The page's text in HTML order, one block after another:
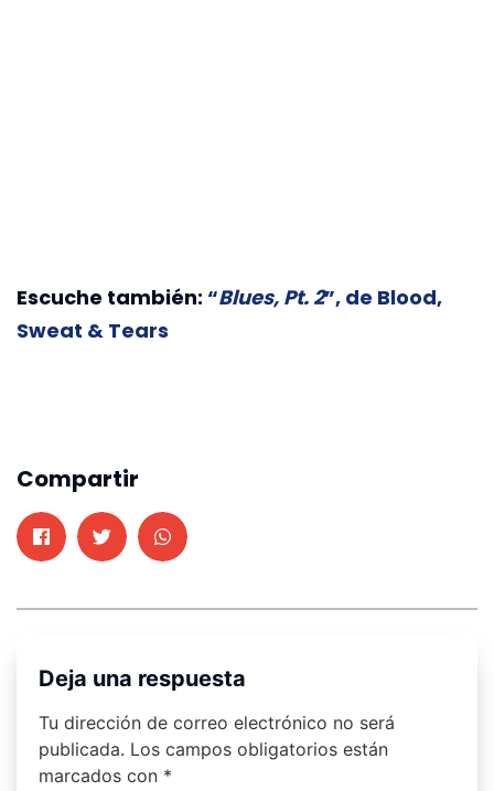
Escuche también: “Blues, Pt. 2”, de Blood,
Sweat & Tears
Compartir
Deja una respuesta
Tu dirección de correo electrónico no será
publicada. Los campos obligatorios están
marcados con *